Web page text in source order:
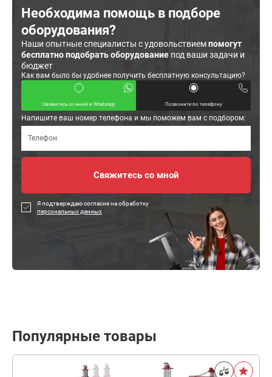
Необходима помощь в подборе
оборудования?
Наши опытные специалисты с удовольствиемпомогут
бесплатно подобрать оборудование под ваши задачи и
бюджет
Как вам было бы удобнее получить бесплатную консультацию?
Свяжитесь со мной в WhatsApp Позвоните по телефону
Напишите ваш номер телефона и мы поможем вам с подбором:
Я подтверждаю согласие на обработку
персональных данных
Популярные товары